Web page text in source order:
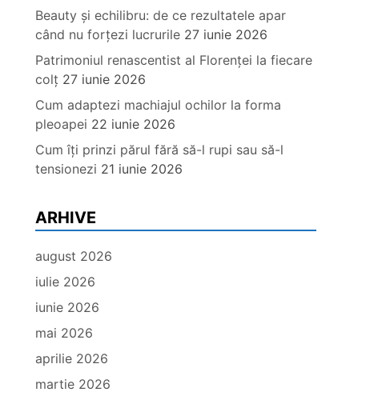
Beauty și echilibru: de ce rezultatele apar
când nu forțezi lucrurile 27 iunie 2026
Patrimoniul renascentist al Florenței la fiecare
colț 27 iunie 2026
Cum adaptezi machiajul ochilor la forma
pleoapei 22 iunie 2026
Cum îți prinzi părul fără să-l rupi sau să-l
tensionezi 21 iunie 2026
ARHIVE
august 2026
iulie 2026
iunie 2026
mai 2026
aprilie 2026
martie 2026